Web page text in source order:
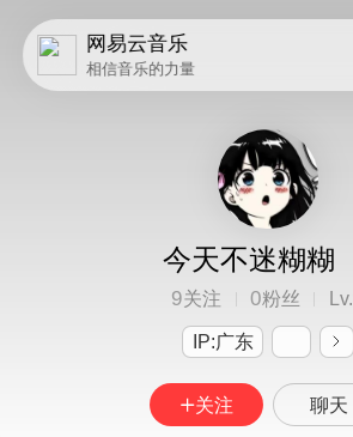
网易云音乐
相信音乐的力量
今天不迷糊糊
9关注 0粉丝 Lv.
IP:广东
关注 聊天